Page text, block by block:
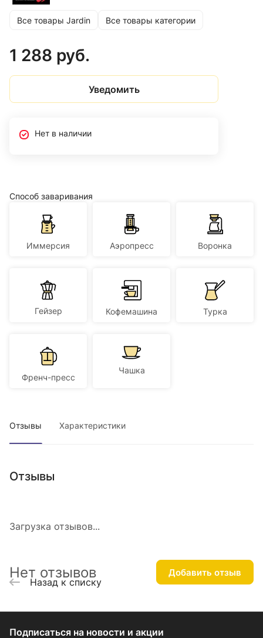
Все товары Jardin Все товары категории
1 288 руб.
Уведомить
Нет в наличии
Способ заваривания
Иммерсия Аэропресс Воронка
Гейзер Кофемашина Турка
Френч-пресс
Чашка
Отзывы Характеристики
Отзывы
Загрузка отзывов...
Нет отзывов Добавить отзыв
Назад к списку
Подписаться на новости и акции